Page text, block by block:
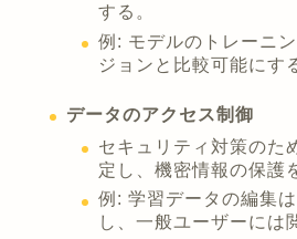
する。
例: モデルのトレーニ
ジョンと比較可能にす
データのアクセス制御
セキュリティ対策のた
定し、機密情報の保護
例: 学習データの編集
し、一般ユーザーには